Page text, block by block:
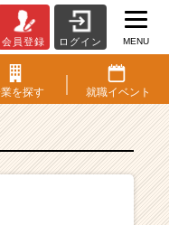
会員登録 ログイン MENU
を探す 就職イベント